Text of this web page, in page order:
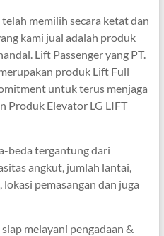
memilih secara ketat dan
kami jual adalah produk
Lift Passenger yang PT.
produk Lift Full
untuk terus menjaga
Produk Elevator LG LIFT
beda tergantung dari
angkut, jumlah lantai,
pemasangan dan juga
melayani pengadaan &